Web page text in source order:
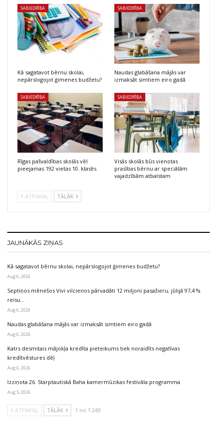
SABIEDRĪBA
Kā sagatavot bērnu skolai,
nepārslogojot ģimenes budžetu?
SABIEDRĪBA
Naudas glabāšana mājās var
izmaksāt simtiem eiro gadā
SABIEDRĪBA
Rīgas pašvaldības skolās vēl
pieejamas 192 vietas 10. klasēs
SABIEDRĪBA
Visās skolās būs vienotas
prasības bērnu ar speciālām
vajadzībām atbalstam
ATPAKAĻ TĀLĀK
JAUNĀKĀS ZIŅAS
Kā sagatavot bērnu skolai, nepārslogojot ģimenes budžetu?
Aug 6, 2026
Septiņos mēnešos Vivi vilcienos pārvadāti 12 miljoni pasažieru; jūlijā 97,4 %
reisu…
Aug 6, 2026
Naudas glabāšana mājās var izmaksāt simtiem eiro gadā
Aug 6, 2026
Katrs desmitais mājokļa kredīta pieteikums tiek noraidīts negatīvas
kredītvēstures dēļ
Aug 6, 2026
Izziņota 26. Starptautiskā Baha kamermūzikas festivāla programma
Aug 5, 2026
ATPAKAĻ TĀLĀK 1 no 1 243